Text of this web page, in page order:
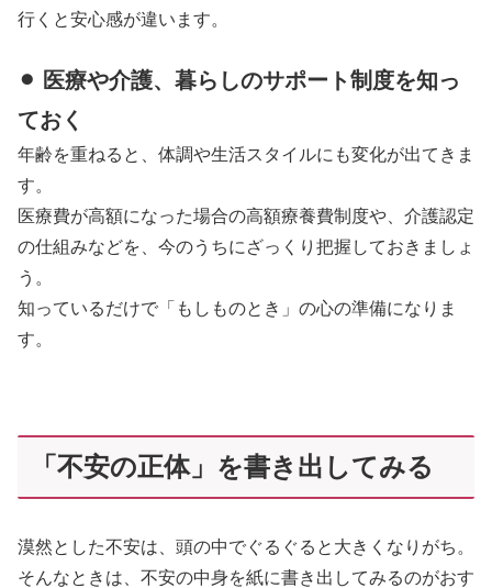
行くと安心感が違います。
⚫︎ 医療や介護、暮らしのサポート制度を知っ
ておく
年齢を重ねると、体調や生活スタイルにも変化が出てきま
す。
医療費が高額になった場合の高額療養費制度や、介護認定
の仕組みなどを、今のうちにざっくり把握しておきましょ
う。
知っているだけで「もしものとき」の心の準備になりま
す。
「不安の正体」を書き出してみる
漠然とした不安は、頭の中でぐるぐると大きくなりがち。
そんなときは、不安の中身を紙に書き出してみるのがおす